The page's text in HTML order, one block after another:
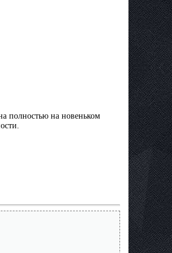
полностью на новеньком